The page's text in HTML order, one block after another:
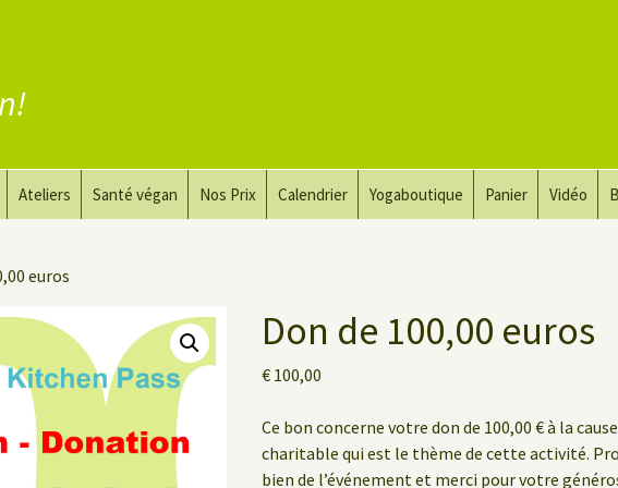
Ateliers Santé végan
Substituer les œufs
Coaching vegan
Nos Prix Calendrier Yogaboutique Panier Vidéo
euros
Don de 100,00 euros
€ 100,00
Ce bon concerne votre don de 100,00 € à la cause
charitable qui est le thème de cette activité.
bien de l’événement et merci pour votre